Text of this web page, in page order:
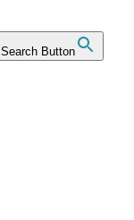
Search Button